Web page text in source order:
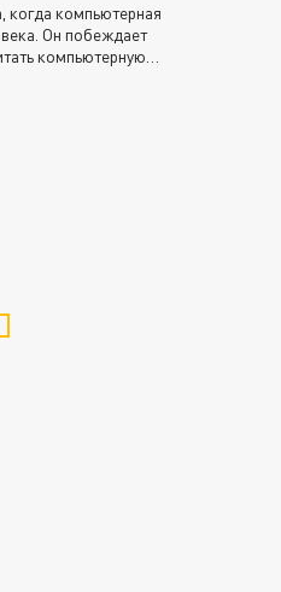
когда компьютерная
Он побеждает
компьютерную